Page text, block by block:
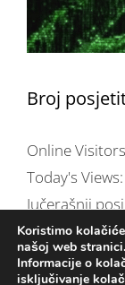
Broj
Online
Today's Views:
Jučerašnji
Total Views:
Ukupno
Koristimo
našoj web stranici.
Informacije o
isključivanje